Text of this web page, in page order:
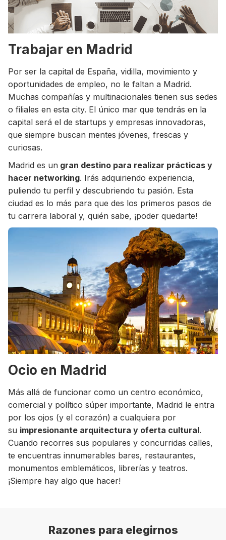
Trabajar en Madrid
Por ser la capital de España, vidilla, movimiento y
oportunidades de empleo, no le faltan a Madrid.
Muchas compañías y multinacionales tienen sus sedes
o filiales en esta city. El único mar que tendrás en la
capital será el de startups y empresas innovadoras,
que siempre buscan mentes jóvenes, frescas y
curiosas.
Madrid es un gran destino para realizar prácticas y
hacer networking. Irás adquiriendo experiencia,
puliendo tu perfil y descubriendo tu pasión. Esta
ciudad es lo más para que des los primeros pasos de
tu carrera laboral y, quién sabe, ¡poder quedarte!
Ocio en Madrid
Más allá de funcionar como un centro económico,
comercial y político súper importante, Madrid le entra
por los ojos (y el corazón) a cualquiera por
su impresionante arquitectura y oferta cultural.
Cuando recorres sus populares y concurridas calles,
te encuentras innumerables bares, restaurantes,
monumentos emblemáticos, librerías y teatros.
¡Siempre hay algo que hacer!
Razones para elegirnos